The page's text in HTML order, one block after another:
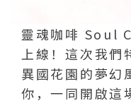
靈魂咖啡 Soul
上線！這次我
異國花園的夢幻
你，一同開啟這